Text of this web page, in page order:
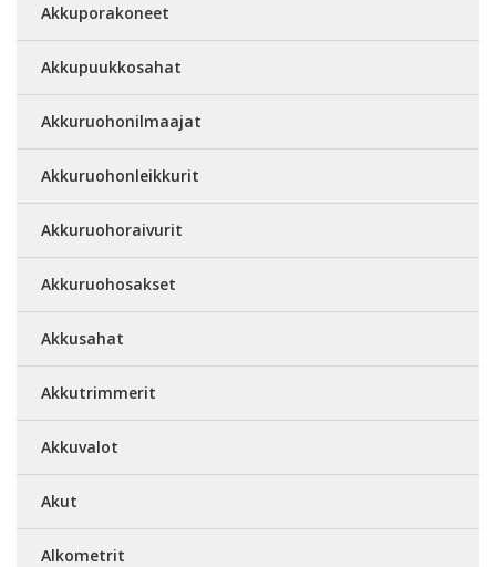
Akkuporakoneet
Akkupuukkosahat
Akkuruohonilmaajat
Akkuruohonleikkurit
Akkuruohoraivurit
Akkuruohosakset
Akkusahat
Akkutrimmerit
Akkuvalot
Akut
Alkometrit